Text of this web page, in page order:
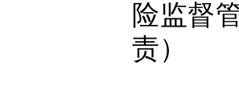
险监督
责）